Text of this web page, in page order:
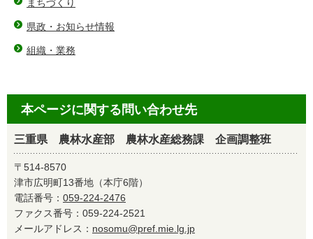
まちづくり
県政・お知らせ情報
組織・業務
本ページに関する問い合わせ先
三重県 農林水産部 農林水産総務課 企画調整班
〒514-8570
津市広明町13番地（本庁6階）
電話番号： 059-224-2476
ファクス番号：059-224-2521
メールアドレス： nosomu@pref.mie.lg.jp